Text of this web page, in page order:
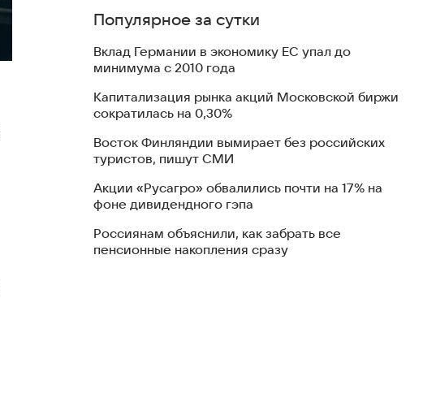
Популярное за сутки
Вклад Германии в экономику ЕС упал до
минимума с 2010 года
Капитализация рынка акций Московской биржи
сократилась на 0,30%
Восток Финляндии вымирает без российских
туристов, пишут СМИ
Акции «Русагро» обвалились почти на 17% на
фоне дивидендного гэпа
Россиянам объяснили, как забрать все
пенсионные накопления сразу